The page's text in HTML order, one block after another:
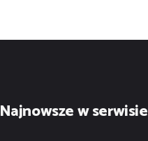
Najnowsze w serwisie